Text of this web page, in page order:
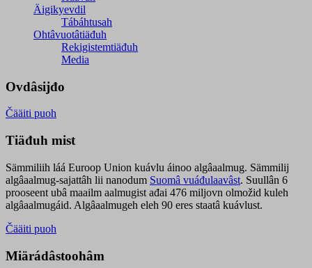
Äigikyevdil
Tábáhtusah
Ohtâvuotâtiäđuh
Rekigistemtiäđuh
Media
Ovdâsijđo
Čääiti puoh
Tiäđuh mist
Sämmiliih láá Euroop Union kuávlu áinoo algâaalmug. Sämmilij
algâaalmug-sajattâh lii nanodum Suomâ vuáđulaavâst. Suullân 6
prooseent ubâ maailm aalmugist ađai 476 miljovn olmožid kuleh
algâaalmugáid. Algâaalmugeh eleh 90 eres staatâ kuávlust.
Čääiti puoh
Miärádâstoohâm